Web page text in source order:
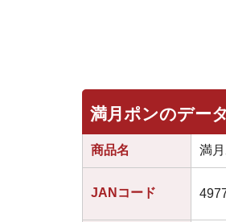
満月ポンのデータ
商品名 満
JANコード